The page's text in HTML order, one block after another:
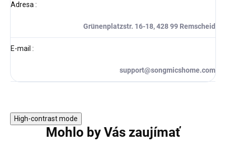
Adresa :
Grünenplatzstr. 16-18, 428 99 Remscheid
E-mail :
support@songmicshome.com
High-contrast mode
Mohlo by Vás zaujímať